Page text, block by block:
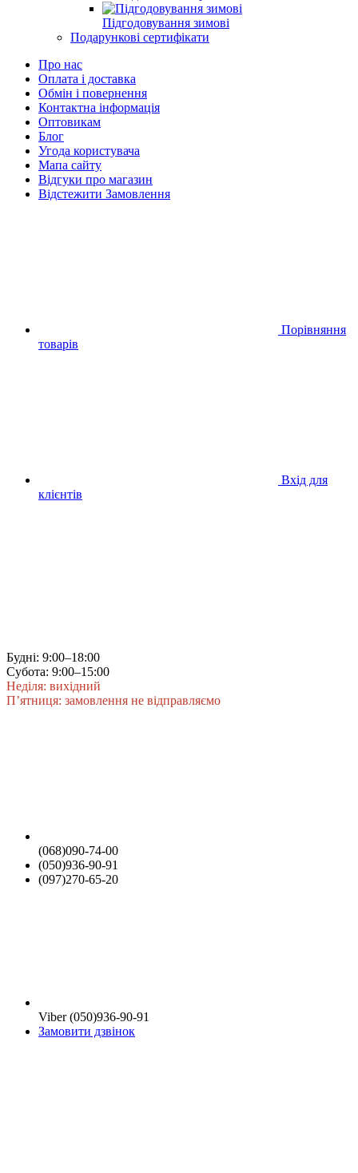
Підгодовування зимові
Подарункові сертифікати
Про нас
Оплата і доставка
Обмін і повернення
Контактна інформація
Оптовикам
Блог
Угода користувача
Мапа сайту
Відгуки про магазин
Відстежити Замовлення
Порівняння
товарів
Вхід для
клієнтів
Будні: 9:00–18:00
Субота: 9:00–15:00
Неділя: вихідний
П’ятниця: замовлення не відправляємо
(068)090-74-00
(050)936-90-91
(097)270-65-20
Viber (050)936-90-91
Замовити дзвінок